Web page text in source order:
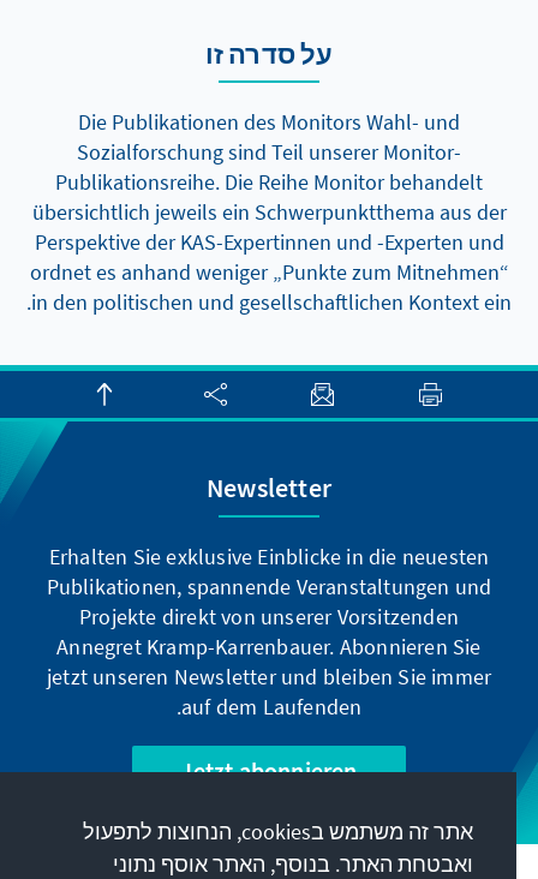
על סדרה זו
Die Publikationen des Monitors Wahl- und
Sozialforschung sind Teil unserer Monitor-
Publikationsreihe. Die Reihe Monitor behandelt
übersichtlich jeweils ein Schwerpunktthema aus der
Perspektive der KAS-Expertinnen und -Experten und
ordnet es anhand weniger „Punkte zum Mitnehmen“
in den politischen und gesellschaftlichen Kontext ein.
Newsletter
Erhalten Sie exklusive Einblicke in die neuesten
Publikationen, spannende Veranstaltungen und
Projekte direkt von unserer Vorsitzenden
Annegret Kramp-Karrenbauer. Abonnieren Sie
jetzt unseren Newsletter und bleiben Sie immer
auf dem Laufenden.
Jetzt abonnieren
אתר זה משתמש בcookies, הנחוצות לתפעול
ואבטחת האתר. בנוסף, האתר אוסף נתוני